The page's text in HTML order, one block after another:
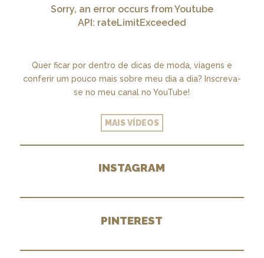
Sorry, an error occurs from Youtube
API: rateLimitExceeded
Quer ficar por dentro de dicas de moda, viagens e
conferir um pouco mais sobre meu dia a dia? Inscreva-
se no meu canal no YouTube!
MAIS VÍDEOS
INSTAGRAM
PINTEREST